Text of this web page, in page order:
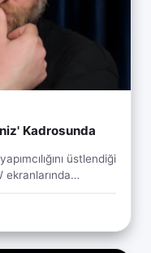
Kadrosunda
üstlendiği
ekranlarında